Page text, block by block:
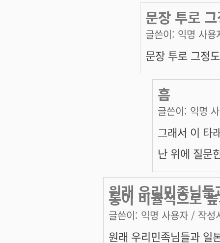
문장 투로
글쓴이: 익명 사용
문장 투로 그정
흠
글쓴이: 익명
그래서 이 타
난 위에 질문
원래 우리민족님
통이 비율적으로
글쓴이: 익명 사용자 / 작성
원래 우리민족님들과 일